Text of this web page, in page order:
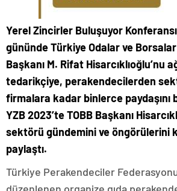
Yerel Zincirler Buluşuyor
gününde Türkiye Odalar ve
Başkanı M. Rifat Hisarcıklıoğlu’nu
tedarikçiye, perakendecilerden
firmalara kadar binlerce paydaşını
YZB 2023’te TOBB Başkanı
sektörü gündemini ve öngörülerini
paylaştı.
Türkiye Perakendeciler